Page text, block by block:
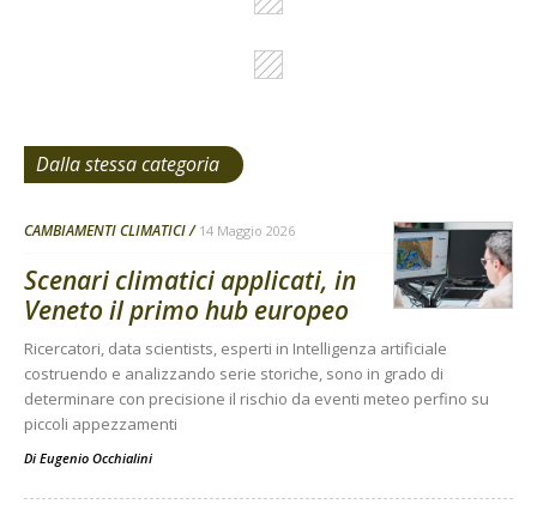
Dalla stessa categoria
CAMBIAMENTI CLIMATICI 14 Maggio 2026
Scenari climatici applicati, in
Veneto il primo hub europeo
Ricercatori, data scientists, esperti in Intelligenza artificiale
costruendo e analizzando serie storiche, sono in grado di
determinare con precisione il rischio da eventi meteo perfino su
piccoli appezzamenti
Di Eugenio Occhialini